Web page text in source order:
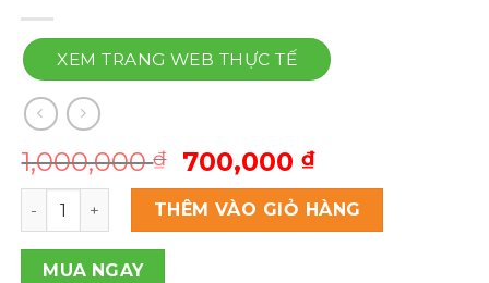
XEM TRANG WEB THỰC TẾ
1,000,000₫
Giá
gốc
là:
1,000,000 ₫.
700,000 ₫Giá
hiện
tại
là:
Theme Wordpress khách sạn, resort, villa 3 số lượng
THÊM VÀO GIỎ HÀNG
MUA NGAY